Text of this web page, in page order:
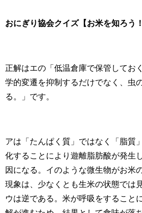
おにぎり協会クイズ【お米を知ろう
正解はエの「低温倉庫で保管してお
学的変遷を抑制するだけでなく、虫
る。」です。
アは「たんぱく質」ではなく「脂質
化することにより遊離脂肪酸が発生
因になる。イのような微生物がお米
現象は、少なくとも生米の状態では
ウは逆である。米が呼吸をすること